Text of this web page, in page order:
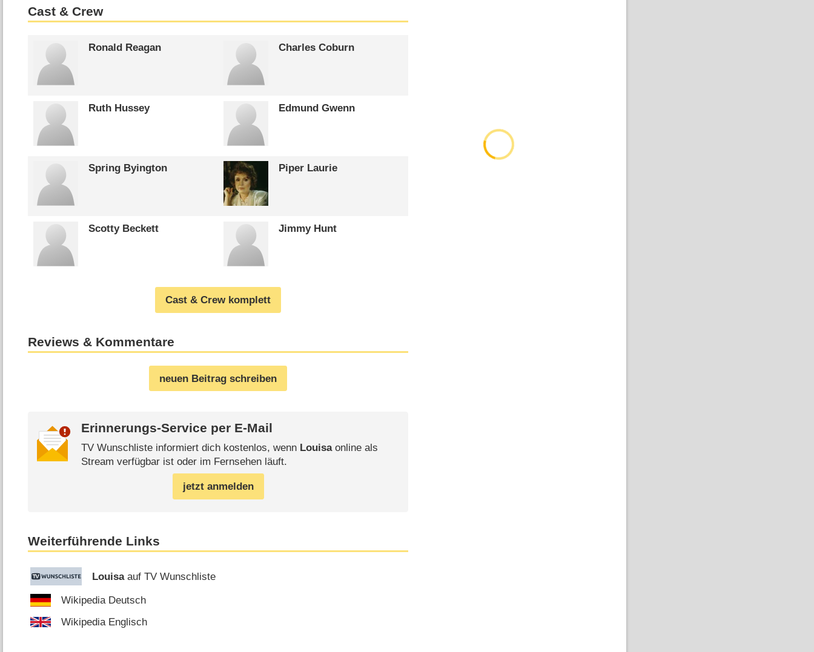
Cast & Crew
Ronald Reagan Charles Coburn
Ruth Hussey Edmund Gwenn
Spring Byington Piper Laurie
Scotty Beckett Jimmy Hunt
Cast & Crew komplett
Reviews & Kommentare
neuen Beitrag schreiben
Erinnerungs-Service per E-Mail
TV Wunschliste informiert dich kostenlos, wenn Louisaonline als
Stream verfügbar ist oder im Fernsehen läuft.
jetzt anmelden
Weiterführende Links
Louisaauf TV Wunschliste
Wikipedia Deutsch
Wikipedia Englisch